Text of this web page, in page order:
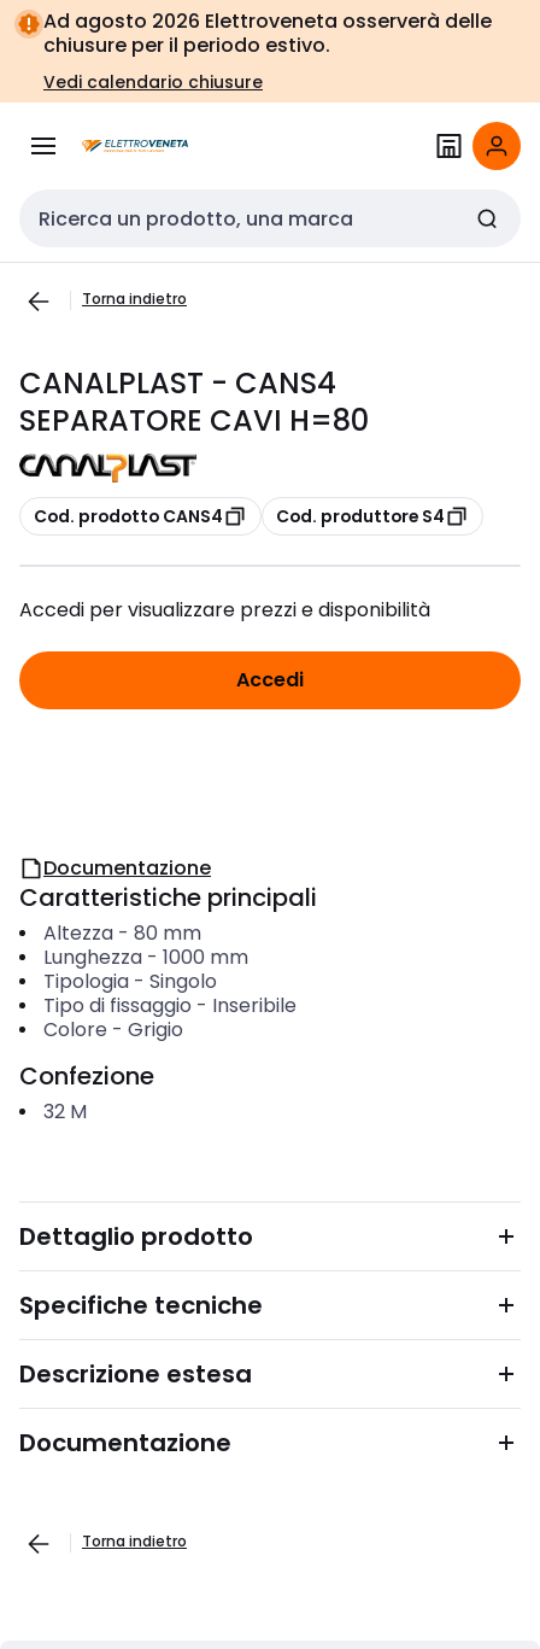
Vai alla
navigazione
Vai
alla
pagina
Ad agosto 2026 Elettroveneta osserverà delle
chiusure per il periodo estivo.
Vedi calendario chiusure
Cerca input
Torna indietro
CANALPLAST - CANS4
SEPARATORE CAVI H=80
copia
Cod. prodotto CANS4 copia
Cod. produttore S4
Accedi per visualizzare prezzi e disponibilità
Accedi
Documentazione
Caratteristiche principali
Altezza- 80 mm
Lunghezza- 1000 mm
Tipologia- Singolo
Tipo di fissaggio - Inseribile
Colore - Grigio
Confezione
32 M
Dettaglio prodotto
Specifiche tecniche
Descrizione estesa
Documentazione
Torna indietro